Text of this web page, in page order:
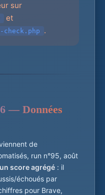
sur
et
.
— Données
de
run n°95, août
score agrégé : il
échoués par
pour Brave,